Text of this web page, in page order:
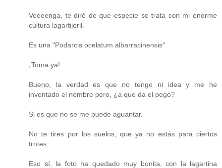
Veeeenga, te diré de que especie se trata con mi enorme
cultura lagartijeril.
Es una "Podarcis ocelatum albarracinensis"
¡Toma ya!
Bueno, la verdad es que no tengo ni idea y me he
inventado el nombre pero, ¿a que da el pego?
Si es que no se me puede aguantar.
No te tires por los suelos, que ya no estás para ciertos
trotes.
Eso sí, la foto ha quedado muy bonita, con la lagartina